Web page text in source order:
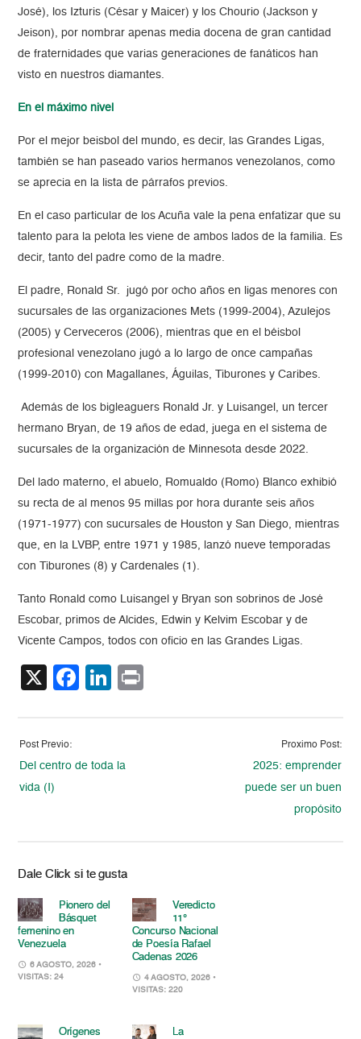
José), los Izturis (César y Maicer) y los Chourio (Jackson y
Jeison), por nombrar apenas media docena de gran cantidad
de fraternidades que varias generaciones de fanáticos han
visto en nuestros diamantes.
En el máximo nivel
Por el mejor beisbol del mundo, es decir, las Grandes Ligas,
también se han paseado varios hermanos venezolanos, como
se aprecia en la lista de párrafos previos.
En el caso particular de los Acuña vale la pena enfatizar que su
talento para la pelota les viene de ambos lados de la familia. Es
decir, tanto del padre como de la madre.
El padre, Ronald Sr. jugó por ocho años en ligas menores con
sucursales de las organizaciones Mets (1999-2004), Azulejos
(2005) y Cerveceros (2006), mientras que en el béisbol
profesional venezolano jugó a lo largo de once campañas
(1999-2010) con Magallanes, Águilas, Tiburones y Caribes.
Además de los bigleaguers Ronald Jr. y Luisangel, un tercer
hermano Bryan, de 19 años de edad, juega en el sistema de
sucursales de la organización de Minnesota desde 2022.
Del lado materno, el abuelo, Romualdo (Romo) Blanco exhibió
su recta de al menos 95 millas por hora durante seis años
(1971-1977) con sucursales de Houston y San Diego, mientras
que, en la LVBP, entre 1971 y 1985, lanzó nueve temporadas
con Tiburones (8) y Cardenales (1).
Tanto Ronald como Luisangel y Bryan son sobrinos de José
Escobar, primos de Alcides, Edwin y Kelvim Escobar y de
Vicente Campos, todos con oficio en las Grandes Ligas.
X Facebook
LinkedIn
Post Previo:
Del centro de toda la
vida (I)
Proximo Post:
2025: emprender
puede ser un buen
propósito
Dale Click si te gusta
Pionero del
Básquet
femenino en
Venezuela
6 AGOSTO, 2026 •
VISITAS: 24
Veredicto
11°
Concurso Nacional
de Poesía Rafael
Cadenas 2026
4 AGOSTO, 2026 •
VISITAS: 220
Orígenes
La